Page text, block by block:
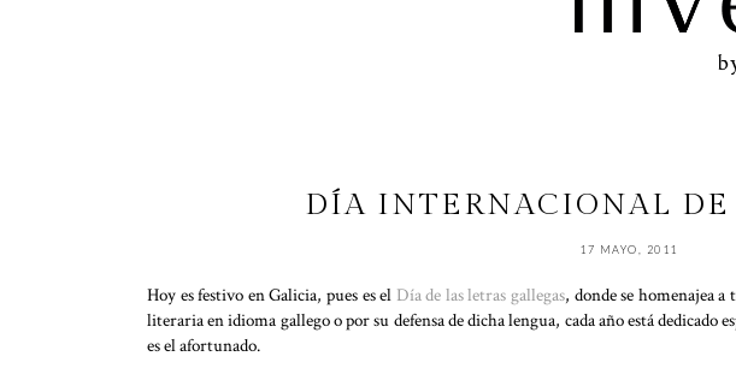
DÍA INTERNACIONAL DE
17 MAYO, 2011
Hoy es festivo en Galicia, pues es el Día de las letras gallegas, donde se homenajea a
literaria en idioma gallego o por su defensa de dicha lengua, cada año está dedicado
es el afortunado.